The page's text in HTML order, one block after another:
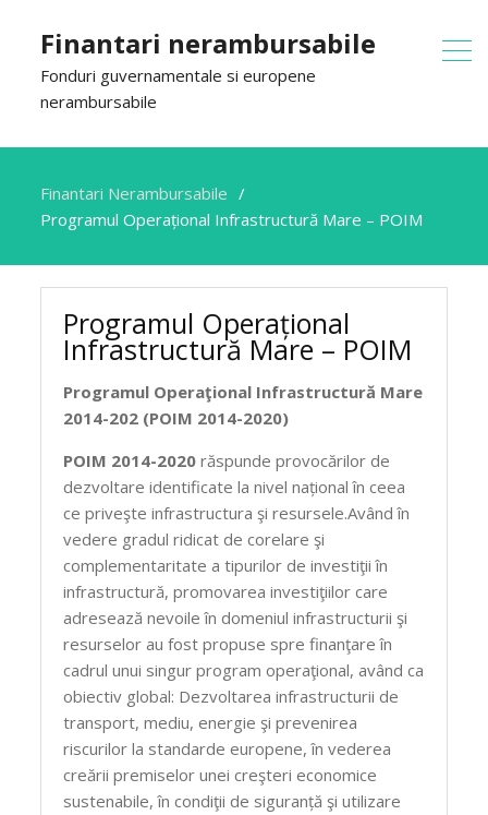
Finantari nerambursabile
Fonduri guvernamentale si europene
nerambursabile
Finantari Nerambursabile
Programul Operațional Infrastructură Mare – POIM
Programul Operațional
Infrastructură Mare – POIM
Programul Operaţional Infrastructură Mare
2014-202 (POIM 2014-2020)
POIM 2014-2020 răspunde provocărilor de
dezvoltare identificate la nivel național în ceea
ce priveşte infrastructura şi resursele.Având în
vedere gradul ridicat de corelare şi
complementaritate a tipurilor de investiţii în
infrastructură, promovarea investiţiilor care
adresează nevoile în domeniul infrastructurii şi
resurselor au fost propuse spre finanţare în
cadrul unui singur program operaţional, având ca
obiectiv global: Dezvoltarea infrastructurii de
transport, mediu, energie şi prevenirea
riscurilor la standarde europene, în vederea
creării premiselor unei creşteri economice
sustenabile, în condiţii de siguranță şi utilizare